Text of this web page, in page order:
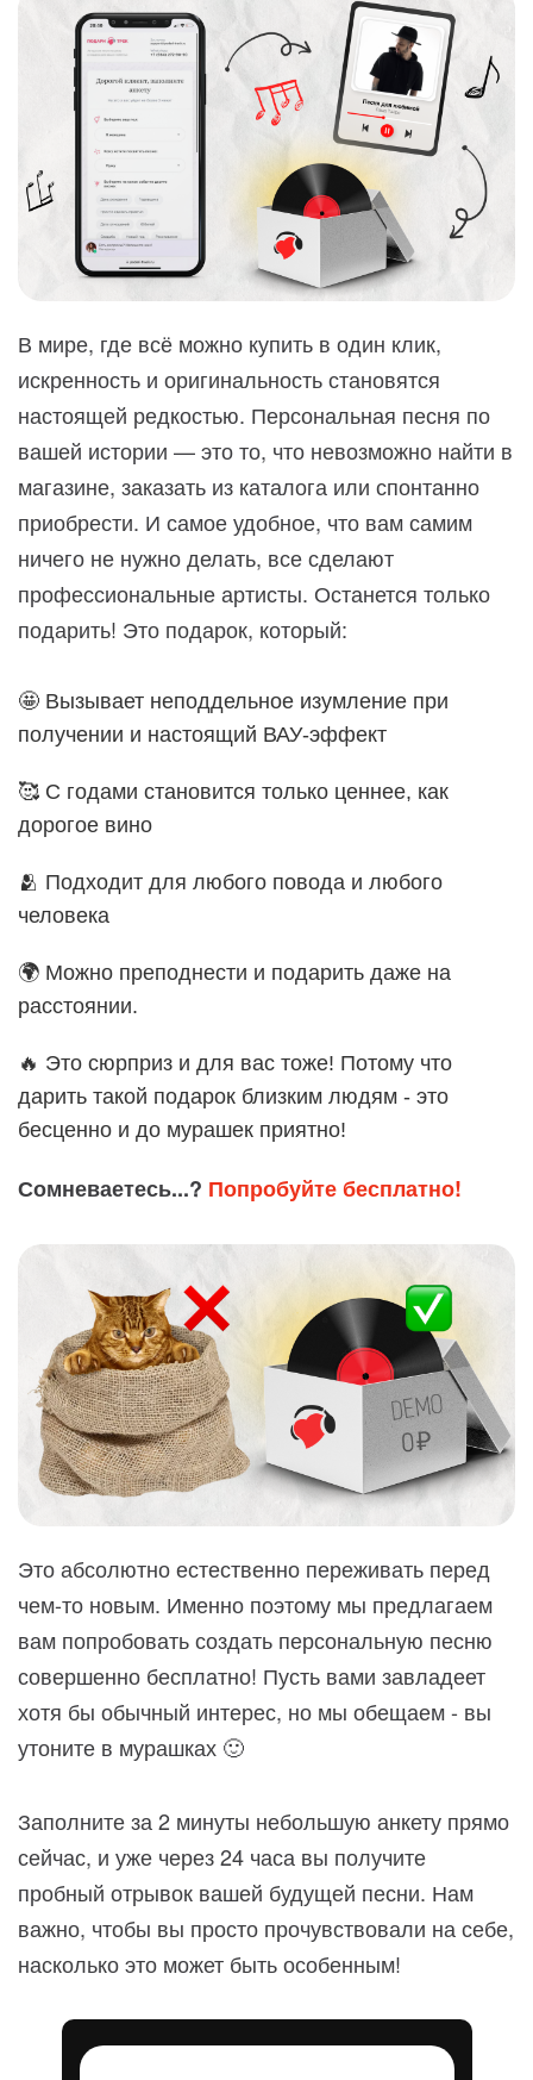
В мире, где всё можно купить в один клик,
искренность и оригинальность становятся
настоящей редкостью. Персональная песня по
вашей истории — это то, что невозможно найти в
магазине, заказать из каталога или спонтанно
приобрести. И самое удобное, что вам самим
ничего не нужно делать, все сделают
профессиональные артисты. Останется только
подарить! Это подарок, который:
🤩 Вызывает неподдельное изумление при
получении и настоящий ВАУ-эффект
🥰 С годами становится только ценнее, как
дорогое вино
🫂 Подходит для любого повода и любого
человека
🌍 Можно преподнести и подарить даже на
расстоянии.
🔥 Это сюрприз и для вас тоже! Потому что
дарить такой подарок близким людям - это
бесценно и до мурашек приятно!
Сомневаетесь...? Попробуйте бесплатно!
Это абсолютно естественно переживать перед
чем-то новым. Именно поэтому мы предлагаем
вам попробовать создать персональную песню
совершенно бесплатно! Пусть вами завладеет
хотя бы обычный интерес, но мы обещаем - вы
утоните в мурашках 🙂
Заполните за 2 минуты небольшую анкету прямо
сейчас, и уже через 24 часа вы получите
пробный отрывок вашей будущей песни. Нам
важно, чтобы вы просто прочувствовали на себе,
насколько это может быть особенным!